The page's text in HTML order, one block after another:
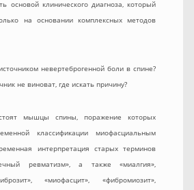
основой клинического диагноза, который
на основании комплексных методов
невертеброгенной боли в спине?
не виноват, где искать причину?
мышцы спины, поражение которых
классификации миофасциальным
интерпретация старых терминов
ревматизм», а также «миалгия»,
«миофасцит», «фибромиозит»,